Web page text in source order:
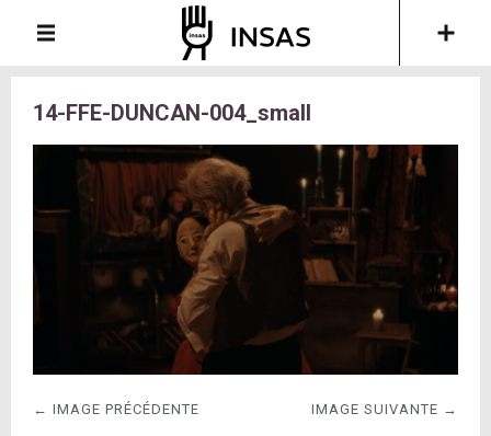
14-FFE-DUNCAN-004_small
← IMAGE PRÉCÉDENTE IMAGE SUIVANTE →